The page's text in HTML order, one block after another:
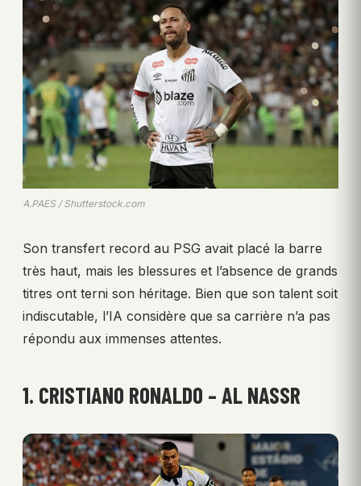
A.PAES / Shutterstock.com
Son transfert record au PSG avait placé la barre
très haut, mais les blessures et l’absence de grands
titres ont terni son héritage. Bien que son talent soit
indiscutable, l’IA considère que sa carrière n’a pas
répondu aux immenses attentes.
1. CRISTIANO RONALDO – AL NASSR